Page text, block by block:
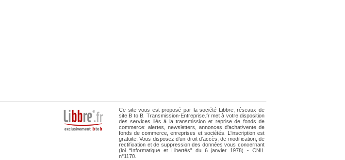
Ce site vous est proposé par la société Libbre, réseaux de
site B to B. Transmission-Entreprise.fr met à votre disposition
des services liés à la transmission et reprise de fonds de
commerce: alertes, newsletters, annonces d'achat/vente de
fonds de commerce, enreprises et sociétés. L'inscription est
gratuite. Vous disposez d’un droit d’accès, de modification, de
rectification et de suppression des données vous concernant
(loi “Informatique et Libertés” du 6 janvier 1978) - CNIL
n°1170.